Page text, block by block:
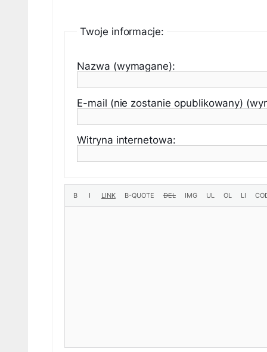
Twoje informacje:
Nazwa (wymagane):
E-mail (nie zostanie opublikowany)
Witryna internetowa: